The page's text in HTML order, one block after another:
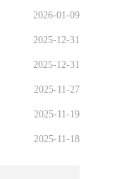
2026-01-09
2025-12-31
2025-12-31
2025-11-27
2025-11-19
2025-11-18